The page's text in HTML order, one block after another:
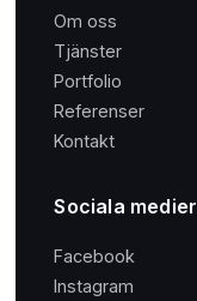
Om oss
Tjänster
Portfolio
Referenser
Kontakt
Sociala medier
Facebook
Instagram